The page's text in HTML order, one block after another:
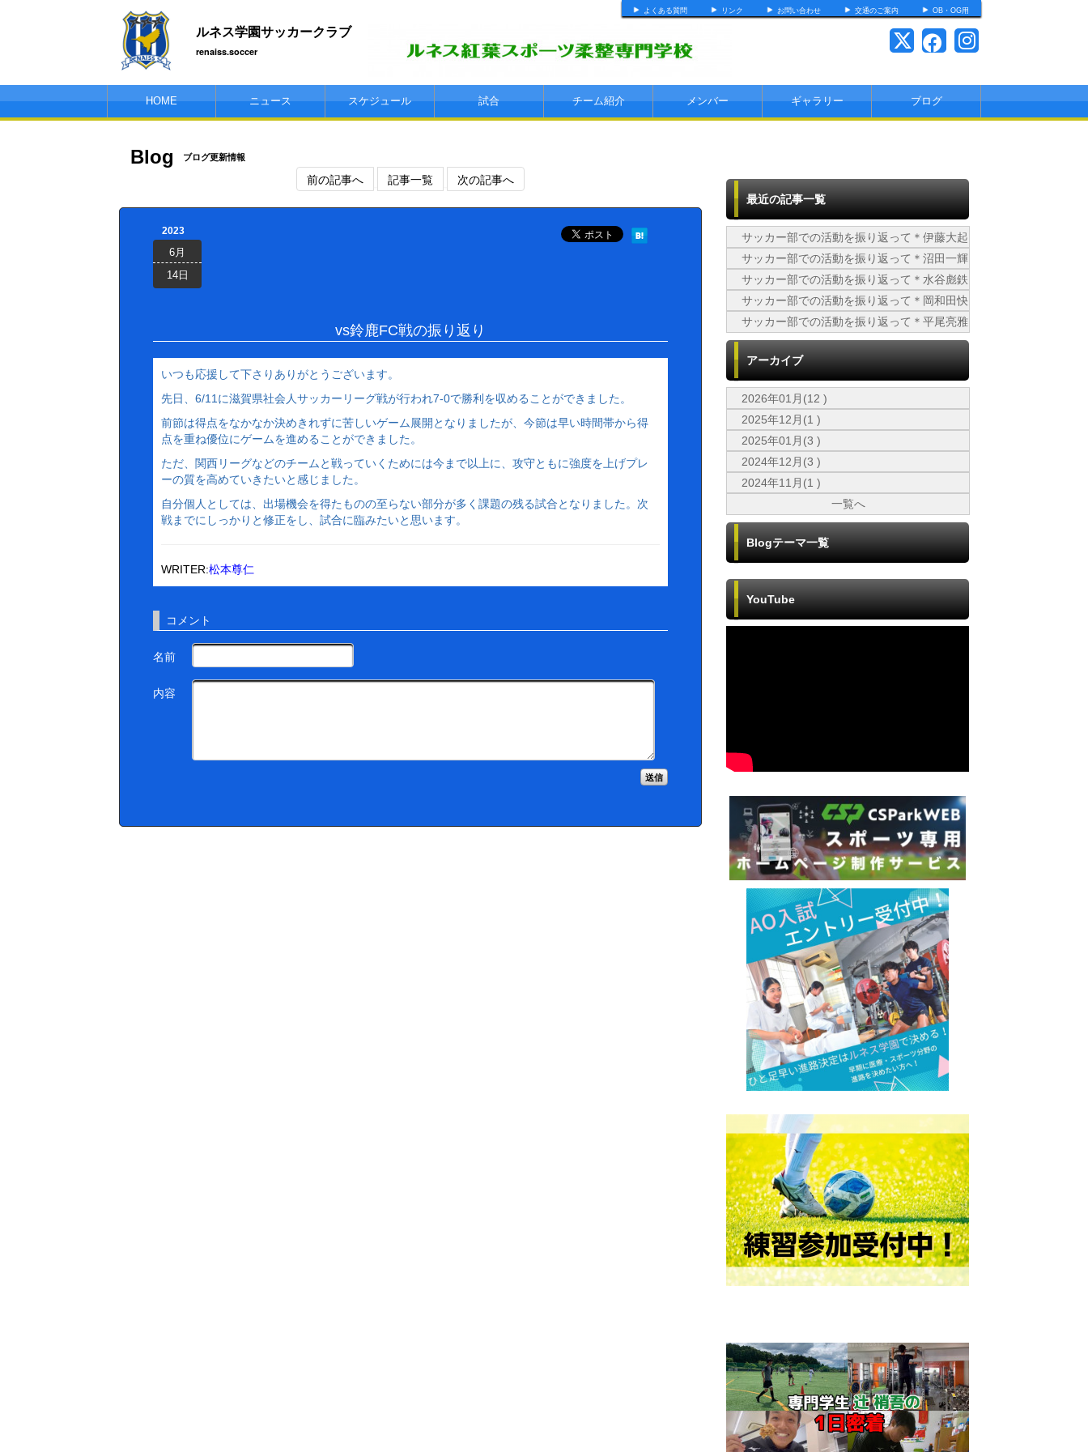
よくある質問 リンク お問い合わせ 交通のご案内 OB・OG用
ルネス学園サッカークラブ
renaiss.soccer
HOME ニュース スケジュール 試合 チーム紹介 メンバー ギャラリー ブログ
Blog ブログ更新情報
前の記事へ 記事一覧 次の記事へ
2023
6月
14日
vs鈴鹿FC戦の振り返り
いつも応援して下さりありがとうございます。
先日、6/11に滋賀県社会人サッカーリーグ戦が行われ7‐0で勝利を収めることができました。
前節は得点をなかなか決めきれずに苦しいゲーム展開となりましたが、今節は早い時間帯から得
点を重ね優位にゲームを進めることができました。
ただ、関西リーグなどのチームと戦っていくためには今まで以上に、攻守ともに強度を上げプレ
ーの質を高めていきたいと感じました。
自分個人としては、出場機会を得たものの至らない部分が多く課題の残る試合となりました。次
戦までにしっかりと修正をし、試合に臨みたいと思います。
WRITER:松本尊仁
コメント
名前
内容
最近の記事一覧
サッカー部での活動を振り返って＊伊藤大起
サッカー部での活動を振り返って＊沼田一輝
サッカー部での活動を振り返って＊水谷彪鉄
サッカー部での活動を振り返って＊岡和田快
サッカー部での活動を振り返って＊平尾亮雅
アーカイブ
2026年01月(12 )
2025年12月(1 )
2025年01月(3 )
2024年12月(3 )
2024年11月(1 )
一覧へ
Blogテーマ一覧
YouTube